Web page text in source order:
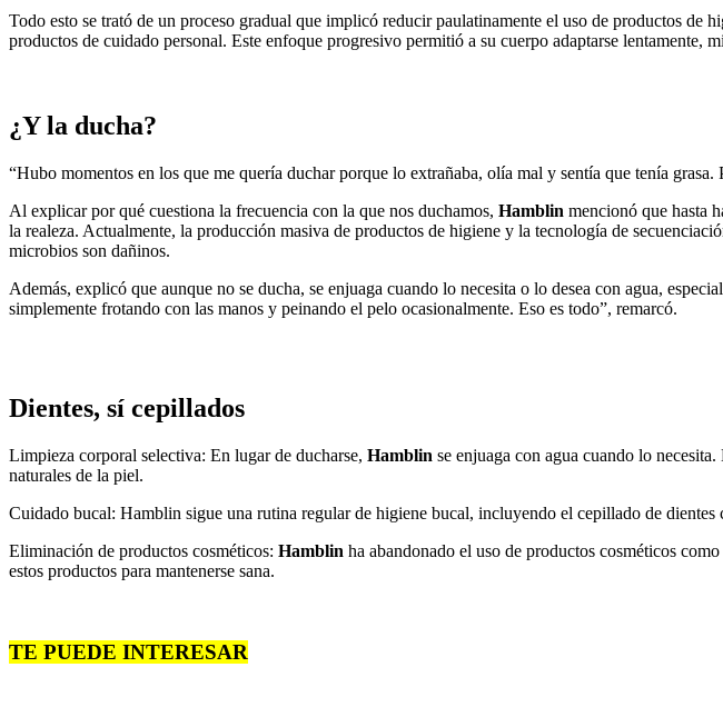
Todo esto se trató de un proceso gradual que implicó reducir paulatinamente el uso de productos
productos de cuidado personal. Este enfoque progresivo permitió a su cuerpo adaptarse lentamente,
¿Y la ducha?
“Hubo momentos en los que me quería duchar porque lo extrañaba, olía mal y sentía que tenía grasa.
Al explicar por qué cuestiona la frecuencia con la que nos duchamos, Hamblin mencionó que hasta
la realeza. Actualmente, la producción masiva de productos de higiene y la tecnología de
microbios son dañinos.
Además, explicó que aunque no se ducha, se enjuaga cuando lo necesita o lo desea con agua,
simplemente frotando con las manos y peinando el pelo ocasionalmente. Eso es todo”, remarcó.
Dientes, sí cepillados
Limpieza corporal selectiva: En lugar de ducharse, Hamblin se enjuaga con agua cuando lo
naturales de la piel.
Cuidado bucal: Hamblin sigue una rutina regular de higiene bucal, incluyendo el cepillado de dientes
Eliminación de productos cosméticos: Hamblin ha abandonado el uso de productos cosméticos
estos productos para mantenerse sana.
TE PUEDE INTERESAR